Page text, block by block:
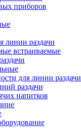
приборов
линии раздачи
встраиваемые
для линии раздачи
раздачи
напитков